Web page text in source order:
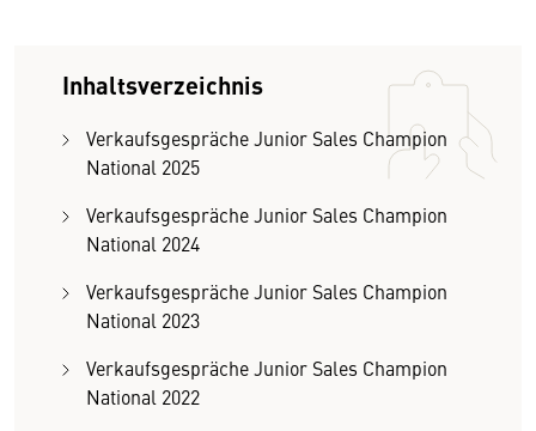
Inhaltsverzeichnis
Verkaufsgespräche Junior Sales Champion
National 2025
Verkaufsgespräche Junior Sales Champion
National 2024
Verkaufsgespräche Junior Sales Champion
National 2023
Verkaufsgespräche Junior Sales Champion
National 2022
Wir benötigen Ihre Zustimmung
Hier würden wir Ihnen gerne einen externen
Inhalt anzeigen. Dafür benötigen wir allerdings